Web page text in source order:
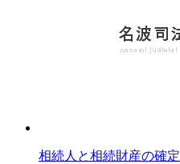
相続人と相続財産の確定